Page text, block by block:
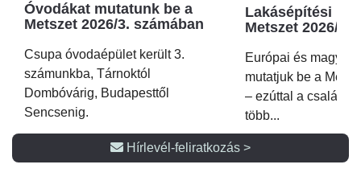
Óvodákat mutatunk be a
Metszet 2026/3. számában
Csupa óvodaépület került 3.
számunkba, Tárnoktól
Dombóvárig, Budapesttől
Sencsenig.
Lakásépítési
Metszet 2026/2.
Európai és magyar
mutatjuk be a
– ezúttal a családi
több...
Hírlevél-feliratkozás >